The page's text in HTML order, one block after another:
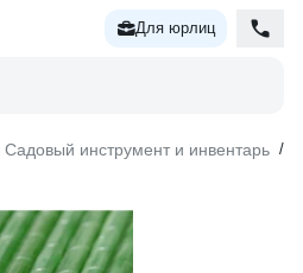
Для юрлиц
Садовый инструмент и инвентарь /